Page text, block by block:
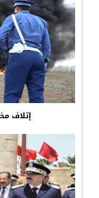
إتلاف